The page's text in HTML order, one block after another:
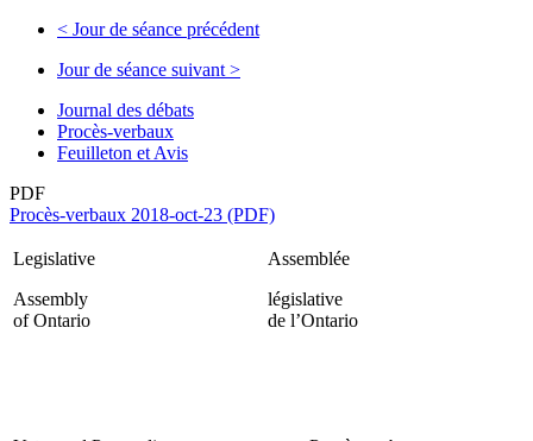
< Jour de séance précédent
Jour de séance suivant >
Journal des débats
Procès-verbaux
Feuilleton et Avis
PDF
Procès-verbaux 2018-oct-23 (PDF)
Legislative
Assembly
of Ontario
Assemblée
législative
de l’Ontario